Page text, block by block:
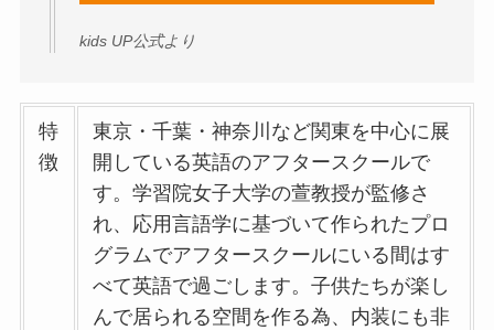
kids UP公式より
特
徴
東京・千葉・神奈川など関東を中心に展
開している英語のアフタースクールで
す。学習院女子大学の萱教授が監修さ
れ、応用言語学に基づいて作られたプロ
グラムでアフタースクールにいる間はす
べて英語で過ごします。子供たちが楽し
んで居られる空間を作る為、内装にも非